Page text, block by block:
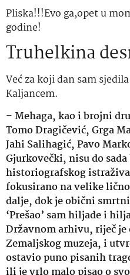
Pliska!!!Evo ga,opet u
godine!
Truhelkina
Već za koji dan sam
Kaljancem.
–Mehaga, kao i brojni
Tomo Dragičević, Grga
Jahi Salihagić, Pavo
Gjurkovečki, nisu do
historiografskog
fokusirano na velike
dalje, dok je obični
‘Prešao’ sam hiljade i
Državnom arhivu, riječ
Zemaljskog muzeja, i
ostavio puno pisanih